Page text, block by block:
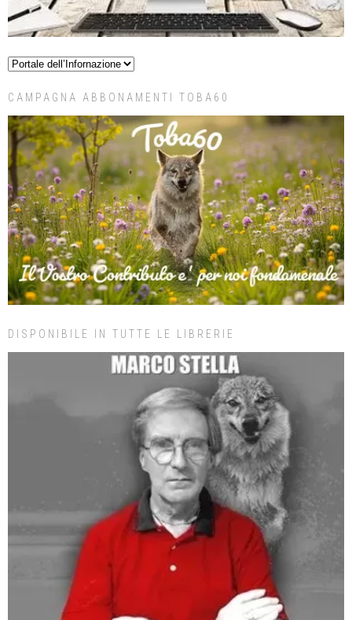
CAMPAGNA ABBONAMENTI TOBA60
DISPONIBILE IN TUTTE LE LIBRERIE